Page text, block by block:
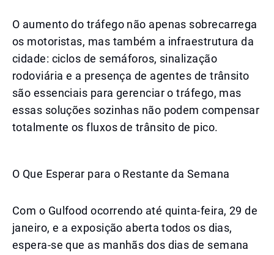
O aumento do tráfego não apenas sobrecarrega
os motoristas, mas também a infraestrutura da
cidade: ciclos de semáforos, sinalização
rodoviária e a presença de agentes de trânsito
são essenciais para gerenciar o tráfego, mas
essas soluções sozinhas não podem compensar
totalmente os fluxos de trânsito de pico.
O Que Esperar para o Restante da Semana
Com o Gulfood ocorrendo até quinta-feira, 29 de
janeiro, e a exposição aberta todos os dias,
espera-se que as manhãs dos dias de semana